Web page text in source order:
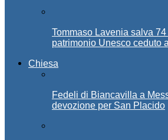
Tommaso Lavenia salva
patrimonio Unesco ceduto
Chiesa
Fedeli di Biancavilla a
devozione per San Placido